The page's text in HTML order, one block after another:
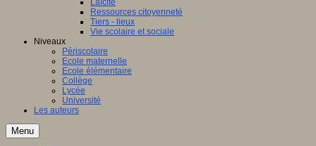
Laïcité
Ressources citoyenneté
Tiers - lieux
Vie scolaire et sociale
Niveaux
Périscolaire
Ecole maternelle
Ecole élémentaire
Collège
Lycée
Université
Les auteurs
Menu